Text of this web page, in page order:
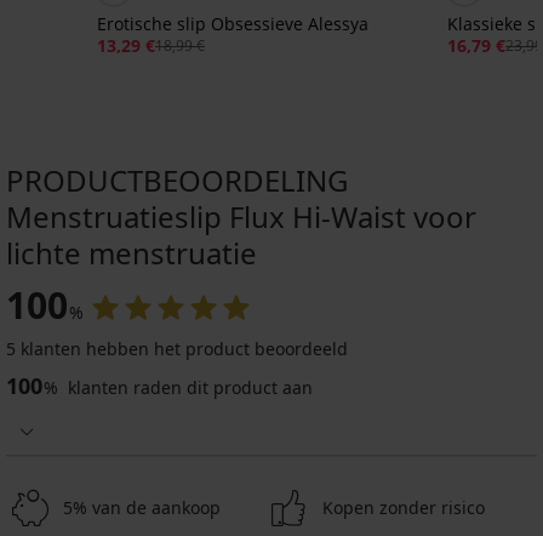
Erotische slip Obsessieve Alessya
13,29 €18,99 €
Klassieke
16,79 €
3+1 GRATIS
4,8
2PACK
Moon
overdag
actie
3+1 GRATIS
4,9
2PACK
menstruatieslips
voor
menstruatie
actie
3+1
3+1 GRATIS
Menstruatieslip
Bellinda
middelzware
3+1
PRODUCTBEOORDELING
Menstruatieslip Flux Hi-Waist voor
lichte menstruatie
100%
5 klanten hebben het product beoordeeld
100% klanten raden dit product aan
5% van de aankoop Kopen zonder risico